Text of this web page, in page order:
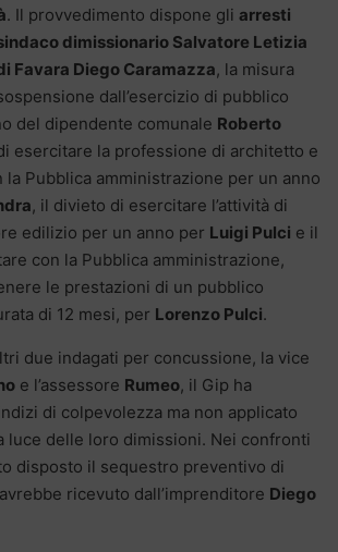
. Il provvedimento dispone gli arresti
dimissionario Salvatore Letizia
Favara Diego Caramazza, la misura
dall’esercizio di pubblico
del dipendente comunale Roberto
esercitare la professione di architetto e
la Pubblica amministrazione per un anno
, il divieto di esercitare l’attività di
edilizio per un anno per Luigi Pulci e il
con la Pubblica amministrazione,
le prestazioni di un pubblico
di 12 mesi, per Lorenzo Pulci.
due indagati per concussione, la vice
e l’assessore Rumeo, il Gip ha
di colpevolezza ma non applicato
luce delle loro dimissioni. Nei confronti
disposto il sequestro preventivo di
ricevuto dall’imprenditore Diego